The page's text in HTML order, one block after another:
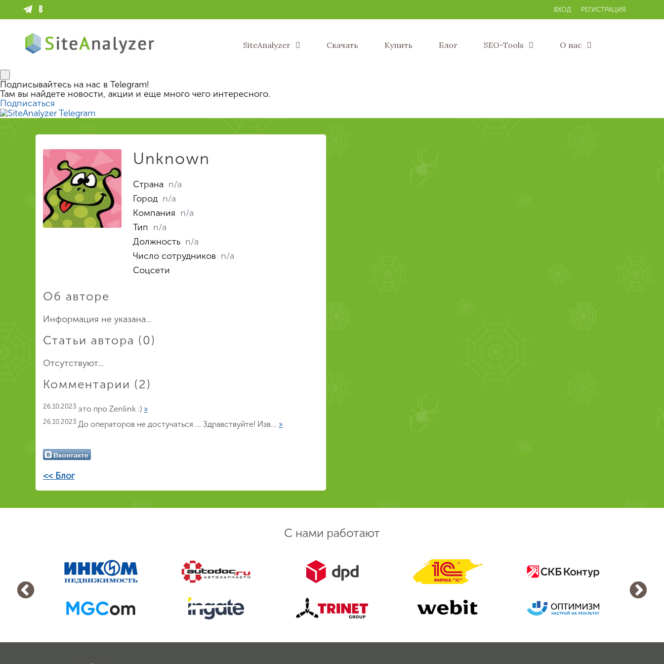
ВХОД РЕГИСТРАЦИЯ
SiteAnalyzer Скачать Купить Блог SEO-Tools О нас
Подписывайтесь на нас в Telegram!
Там вы найдете новости, акции и еще много чего интересного.
Подписаться
Unknown
Страна n/a
Город n/a
Компания n/a
Тип n/a
Должность n/a
Число сотрудников n/a
Соцсети
Об авторе
Информация не указана...
Статьи автора (0)
Отсутствуют...
Комментарии (2)
26.10.2023 это про Zenlink :) »
26.10.2023 До операторов не достучаться ... Здравствуйте! Изв... »
Вконтакте
<< Блог
С нами работают